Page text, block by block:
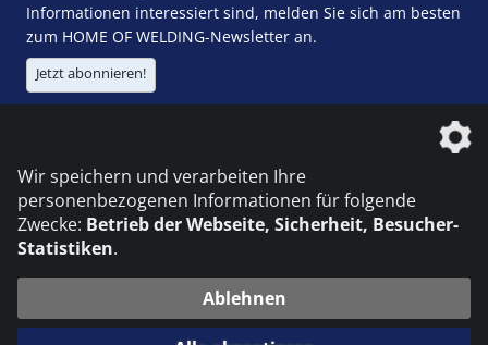
Informationen interessiert sind, melden Sie sich am besten
zum HOME OF WELDING-Newsletter an.
Jetzt abonnieren!
© 2026 DVS Media GmbH
Wir speichern und verarbeiten Ihre
personenbezogenen Informationen für folgende
Zwecke: Betrieb der Webseite, Sicherheit, Besucher-
Statistiken.
Ablehnen